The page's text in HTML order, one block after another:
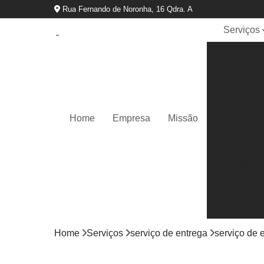
Rua Fernando de Noronha, 16 Qdra. A
Home Empresa Missão
Serviços
Home Serviços serviço de entrega serviço de